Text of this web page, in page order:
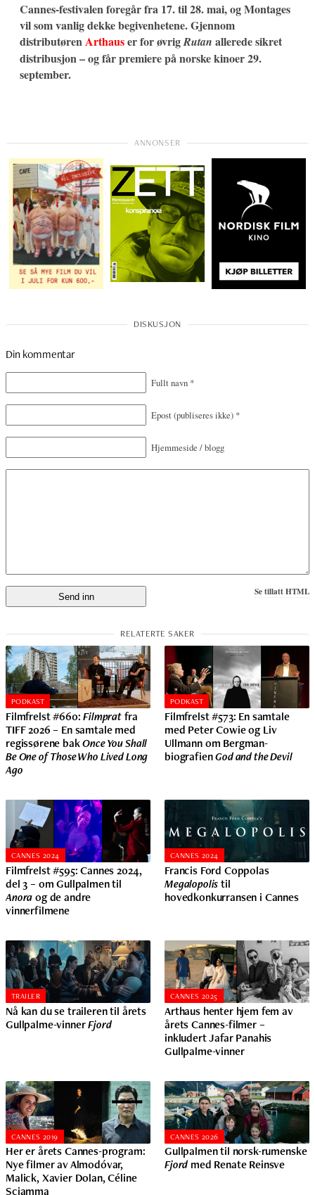
Cannes-festivalen foregår fra 17. til 28. mai, og Montages
vil som vanlig dekke begivenhetene. Gjennom
distributørenArthauser for øvrigRutan allerede sikret
distribusjon – og får premiere på norske kinoer 29.
september.
Din kommentar
Fullt navn *
Epost(publiseres ikke) *
Hjemmeside / blogg
Se tillatt HTML
PODKAST
Filmfrelst #660:Filmpratfra
TIFF 2026 – En samtale med
regissørene bakOnce You Shall
Be One of Those Who Lived Long
Ago
PODKAST
Filmfrelst #573: En samtale
med Peter Cowie og Liv
Ullmann om Bergman-
biografienGod and the Devil
CANNES 2024
Filmfrelst #595: Cannes 2024,
del 3 – om Gullpalmen til
Anoraog de andre
vinnerfilmene
CANNES 2024
Francis Ford Coppolas
Megalopolistil
hovedkonkurransen i Cannes
TRAILER
Nå kan du se traileren til årets
Gullpalme-vinnerFjord
CANNES 2025
Arthaus henter hjem fem av
årets Cannes-filmer –
inkludert Jafar Panahis
Gullpalme-vinner
CANNES 2019
Her er årets Cannes-program:
Nye filmer av Almodóvar,
Malick, Xavier Dolan, Céline
Sciamma
CANNES 2026
Gullpalmen til norsk-rumenske
Fjord med Renate Reinsve